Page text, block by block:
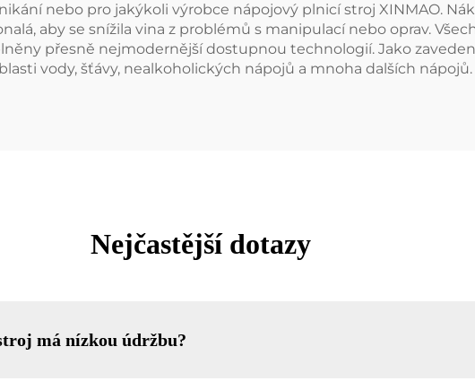
nebo pro jakýkoli výrobce nápojový plnicí stroj XINMAO.
aby se snížila vina z problémů s manipulací nebo oprav.
přesně nejmodernější dostupnou technologií. Jako
vody, šťávy, nealkoholických nápojů a mnoha dalších nápojů.
Nejčastější dotazy
má nízkou údržbu?